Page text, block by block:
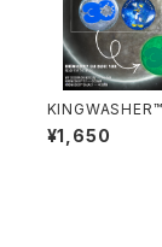
BADGE PACK
¥1,650